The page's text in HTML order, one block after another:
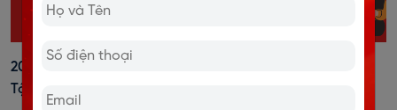
20+ Cách Đánh Trọng Âm Tiếng Anh Dễ Nhớ, Kèm Bài
Tập Vận Dụng